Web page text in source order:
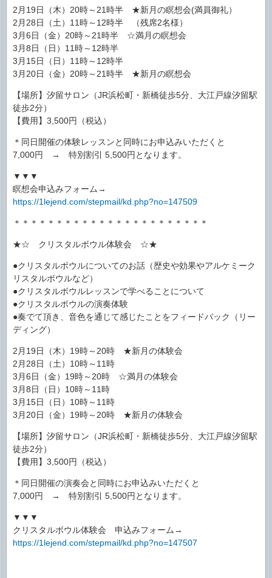
2月19日（木）20時～21時半 ★新月の瞑想会(満員御礼）
2月28日（土）11時～12時半 （残席2名様）
3月6日（金）20時～21時半 ☆満月の瞑想会
3月8日（日）11時～12時半
3月15日（日）11時～12時半
3月20日（金）20時～21時半 ★新月の瞑想会
【場所】汐留サロン（JR浜松町・新橋徒歩5分、大江戸線汐留駅
徒歩2分）
【費用】3,500円（税込）
＊同日開催の体験レッスンと同時にお申込みいただくと
7,000円 → 特別割引 5,500円となります。
▼▼▼
瞑想会申込みフォーム→
https://1lejend.com/stepmail/kd.php?no=147509
＊＊＊＊＊＊＊＊＊＊＊＊＊＊＊＊＊＊＊＊＊＊＊
★☆ クリスタルボウル体験会 ☆★
●クリスタルボウルについてのお話（歴史や効果やアルケミーク
リスタルボウルなど）
●クリスタルボウルレッスンで学べることについて
●クリスタルボウルの演奏体験
●奏でて頂き、音色を通じて感じたことをフィードバック（リー
ディング）
2月19日（木）19時～20時 ★新月の体験会
2月28日（土）10時～11時
3月6日（金）19時～20時 ☆満月の体験会
3月8日（日）10時～11時
3月15日（日）10時～11時
3月20日（金）19時～20時 ★新月の体験会
【場所】汐留サロン（JR浜松町・新橋徒歩5分、大江戸線汐留駅
徒歩2分）
【費用】3,500円（税込）
＊同日開催の演奏会と同時にお申込みいただくと
7,000円 → 特別割引 5,500円となります。
▼▼▼
クリスタルボウル体験会 申込みフォーム→
https://1lejend.com/stepmail/kd.php?no=147507